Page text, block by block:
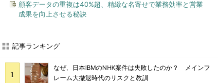
顧客データの重複は40%超、精緻な名寄せで業務効率と営業
成果を向上させる秘訣
記事ランキング
なぜ、日本IBMのNHK案件は失敗したのか？ メインフ
レーム大撤退時代のリスクと教訓